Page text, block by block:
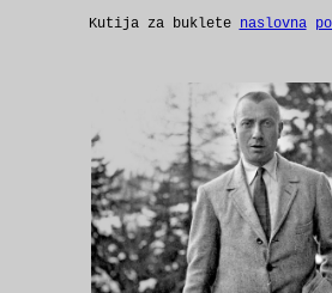
Kutija za buklete naslovna